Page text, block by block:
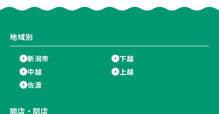
ゼント♪
地域別
新潟市
下越
中越
上越
佐渡
開店・閉店